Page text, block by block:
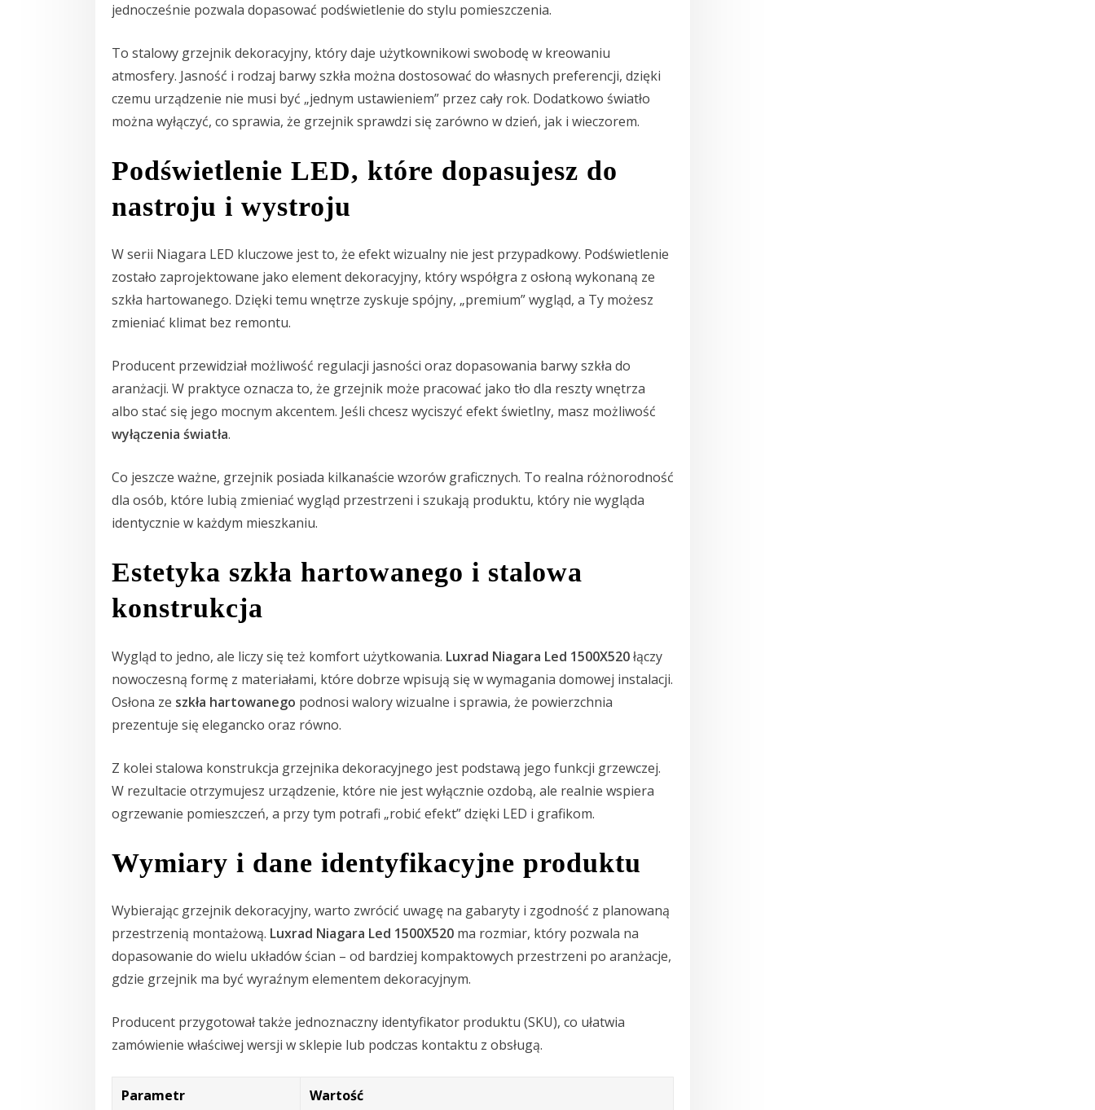
jednocześnie pozwala dopasować podświetlenie do stylu pomieszczenia.
To stalowy grzejnik dekoracyjny, który daje użytkownikowi swobodę w kreowaniu
atmosfery. Jasność i rodzaj barwy szkła można dostosować do własnych preferencji, dzięki
czemu urządzenie nie musi być „jednym ustawieniem” przez cały rok. Dodatkowo światło
można wyłączyć, co sprawia, że grzejnik sprawdzi się zarówno w dzień, jak i wieczorem.
Podświetlenie LED, które dopasujesz do
nastroju i wystroju
W serii Niagara LED kluczowe jest to, że efekt wizualny nie jest przypadkowy. Podświetlenie
zostało zaprojektowane jako element dekoracyjny, który współgra z osłoną wykonaną ze
szkła hartowanego. Dzięki temu wnętrze zyskuje spójny, „premium” wygląd, a Ty możesz
zmieniać klimat bez remontu.
Producent przewidział możliwość regulacji jasności oraz dopasowania barwy szkła do
aranżacji. W praktyce oznacza to, że grzejnik może pracować jako tło dla reszty wnętrza
albo stać się jego mocnym akcentem. Jeśli chcesz wyciszyć efekt świetlny, masz możliwość
wyłączenia światła.
Co jeszcze ważne, grzejnik posiada kilkanaście wzorów graficznych. To realna różnorodność
dla osób, które lubią zmieniać wygląd przestrzeni i szukają produktu, który nie wygląda
identycznie w każdym mieszkaniu.
Estetyka szkła hartowanego i stalowa
konstrukcja
Wygląd to jedno, ale liczy się też komfort użytkowania. Luxrad Niagara Led 1500X520łączy
nowoczesną formę z materiałami, które dobrze wpisują się w wymagania domowej instalacji.
Osłona ze szkła hartowanego podnosi walory wizualne i sprawia, że powierzchnia
prezentuje się elegancko oraz równo.
Z kolei stalowa konstrukcja grzejnika dekoracyjnego jest podstawą jego funkcji grzewczej.
W rezultacie otrzymujesz urządzenie, które nie jest wyłącznie ozdobą, ale realnie wspiera
ogrzewanie pomieszczeń, a przy tym potrafi „robić efekt” dzięki LED i grafikom.
Wymiary i dane identyfikacyjne produktu
Wybierając grzejnik dekoracyjny, warto zwrócić uwagę na gabaryty i zgodność z planowaną
przestrzenią montażową. Luxrad Niagara Led 1500X520 ma rozmiar, który pozwala na
dopasowanie do wielu układów ścian – od bardziej kompaktowych przestrzeni po aranżacje,
gdzie grzejnik ma być wyraźnym elementem dekoracyjnym.
Producent przygotował także jednoznaczny identyfikator produktu (SKU), co ułatwia
zamówienie właściwej wersji w sklepie lub podczas kontaktu z obsługą.
Parametr Wartość